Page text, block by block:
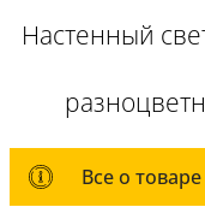
Настенный
Все о товаре